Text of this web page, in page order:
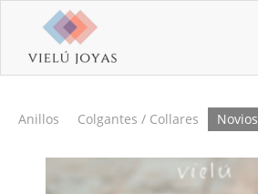
Anillos Colgantes / Collares Novios